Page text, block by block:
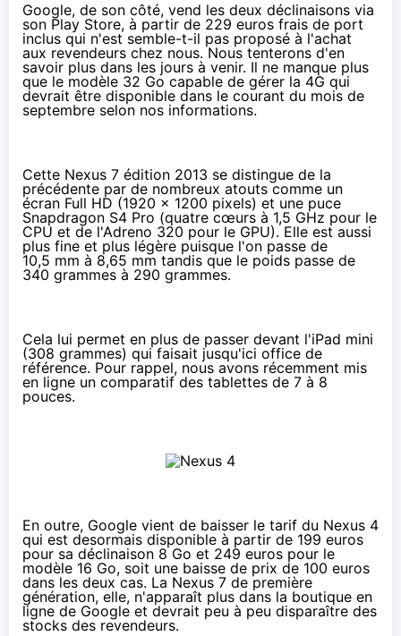
Google, de son côté, vend les deux déclinaisons via
son Play Store, à partir de 229 euros frais de port
inclus qui n'est semble-t-il pas proposé à l'achat
aux revendeurs chez nous. Nous tenterons d'en
savoir plus dans les jours à venir. Il ne manque plus
que le modèle 32 Go capable de gérer la 4G qui
devrait être disponible dans le courant du mois de
septembre selon nos informations.
Cette Nexus 7 édition 2013 se distingue de la
précédente par de nombreux atouts comme un
écran Full HD (1920 x 1200 pixels) et une puce
Snapdragon S4 Pro (quatre cœurs à 1,5 GHz pour le
CPU et de l'Adreno 320 pour le GPU). Elle est aussi
plus fine et plus légère puisque l'on passe de
10,5 mm à 8,65 mm tandis que le poids passe de
340 grammes à 290 grammes.
Cela lui permet en plus de passer devant l'iPad mini
(308 grammes) qui faisait jusqu'ici office de
référence. Pour rappel, nous avons récemment mis
en ligne un comparatif des tablettes de 7 à 8
pouces.
En outre, Google vient de baisser le tarif du Nexus 4
qui est desormais disponible à partir de 199 euros
pour sa déclinaison 8 Go et 249 euros pour le
modèle 16 Go, soit une baisse de prix de 100 euros
dans les deux cas. La Nexus 7 de première
génération, elle, n'apparaît plus dans la boutique en
ligne de Google et devrait peu à peu disparaître des
stocks des revendeurs.